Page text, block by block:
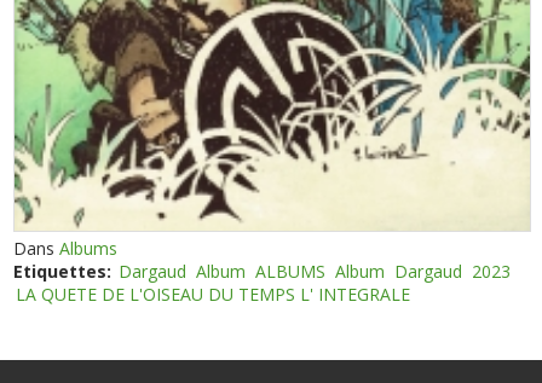
DansAlbums
Etiquettes: Dargaud Album ALBUMS Album Dargaud 2023
LA QUETE DE L'OISEAU DU TEMPS L' INTEGRALE